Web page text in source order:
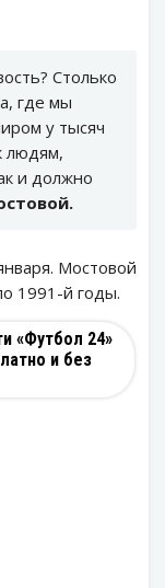
Столько
где мы
у тысяч
людям,
и должно
Мостовой
1991-й годы.
«Футбол 24»
и без